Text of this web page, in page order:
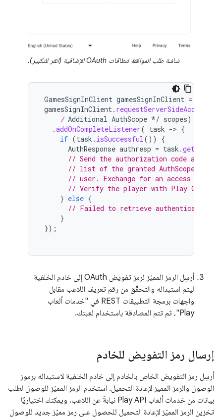
شاشة طلب الموافقة لنطاقات OAuth الإضافية (انقر للتكبير).
GamesSignInClient gamesSignInClient =
gamesSignInClient. requestServerSideAccess
     /
Additional AuthScope */ scopes)
.addOnCompleteListener( task -> {
if (task . isSuccessful())
{
AuthResponse authresp = task .getResult
// Send the authorization code as a
// list of the granted AuthScopes that
// user. Exchange for an access token.
// Verify the player with Play Games
} else {
// Failed to retrieve authentication
}
});
أرسِل الرمز المميّز لرمز تفويض OAuth إلى خادم الخلفية
ليتم استبداله والتحقّق من رقم تعريف اللاعب مقابل
واجهات برمجة التطبيقات REST في "خدمات ألعاب
Play"، ثم تتم المصادقة باستخدام لعبتك.
إرسال رمز التفويض للخادم
أرسِل رمز التفويض الخاص بالخادم إلى خادم الخلفية لاستبداله برموز
الوصول والرمز المميز لإعادة التحميل. استخدِم الرمز المميّز للوصول لطلب
بيانات من خدمات ألعاب Play API نيابةً عن اللاعب، ويمكنك اختياريًا
تخزين الرمز المميّز لإعادة التحميل للحصول على رمز مميّز جديد للوصول